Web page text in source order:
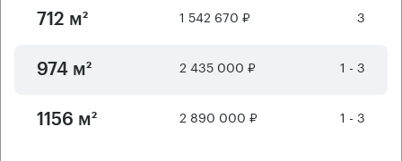
712 м² 1 542 670 ₽ 3
974 м² 2 435 000 ₽ 1 - 3
1156 м² 2 890 000 ₽ 1 - 3